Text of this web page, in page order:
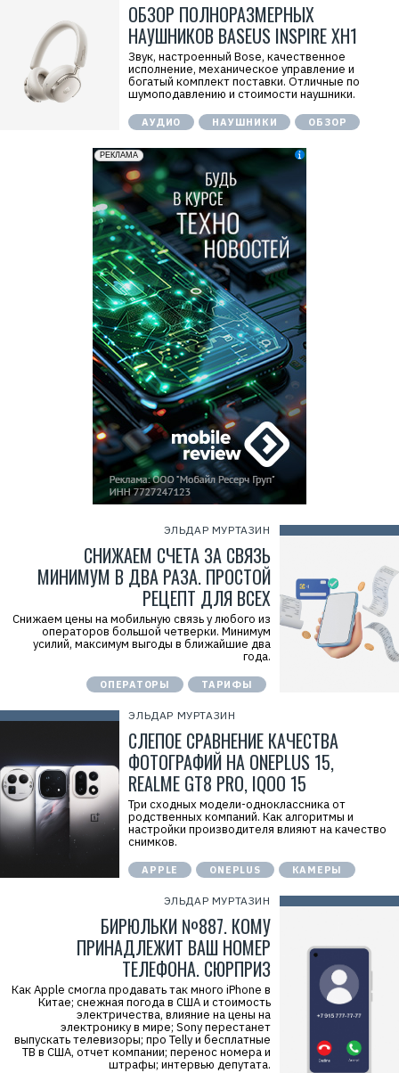
ОБЗОР ПОЛНОРАЗМЕРНЫХ
НАУШНИКОВ BASEUS INSPIRE XH1
Звук, настроенный Bose, качественное
исполнение, механическое управление и
богатый комплект поставки. Отличные по
шумоподавлению и стоимости наушники.
АУДИО НАУШНИКИ ОБЗОР
ЭЛЬДАР МУРТАЗИН
СНИЖАЕМ СЧЕТА ЗА СВЯЗЬ
МИНИМУМ В ДВА РАЗА. ПРОСТОЙ
РЕЦЕПТ ДЛЯ ВСЕХ
Снижаем цены на мобильную связь у любого из
операторов большой четверки. Минимум
усилий, максимум выгоды в ближайшие два
года.
ОПЕРАТОРЫ ТАРИФЫ
ЭЛЬДАР МУРТАЗИН
СЛЕПОЕ СРАВНЕНИЕ КАЧЕСТВА
ФОТОГРАФИЙ НА ONEPLUS 15,
REALME GT8 PRO, IQOO 15
Три сходных модели-одноклассника от
родственных компаний. Как алгоритмы и
настройки производителя влияют на качество
снимков.
APPLE ONEPLUS КАМЕРЫ
ЭЛЬДАР МУРТАЗИН
БИРЮЛЬКИ №887. КОМУ
ПРИНАДЛЕЖИТ ВАШ НОМЕР
ТЕЛЕФОНА. СЮРПРИЗ
Как Apple смогла продавать так много iPhone в
Китае; снежная погода в США и стоимость
электричества, влияние на цены на
электронику в мире; Sony перестанет
выпускать телевизоры; про Telly и бесплатные
ТВ в США, отчет компании; перенос номера и
штрафы; интервью депутата.